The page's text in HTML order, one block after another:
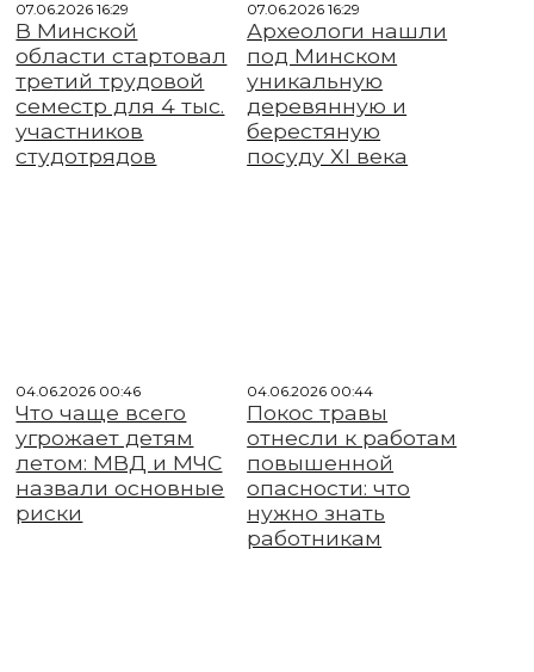
07.06.2026 16:29
В Минской
области стартовал
третий трудовой
семестр для 4 тыс.
участников
студотрядов
07.06.2026 16:29
Археологи нашли
под Минском
уникальную
деревянную и
берестяную
посуду XI века
04.06.2026 00:46
Что чаще всего
угрожает детям
летом: МВД и МЧС
назвали основные
риски
04.06.2026 00:44
Покос травы
отнесли к работам
повышенной
опасности: что
нужно знать
работникам